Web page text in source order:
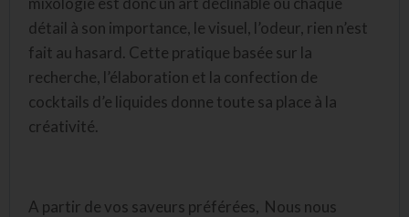
détail à son importance, le visuel, l’odeur, rien n’est
fait au hasard. Cette pratique basée sur la
recherche, l’élaboration et la confection de
cocktails d’e liquides donne toute sa place à la
créativité.
A partir de vos saveurs préférées, Nous nous